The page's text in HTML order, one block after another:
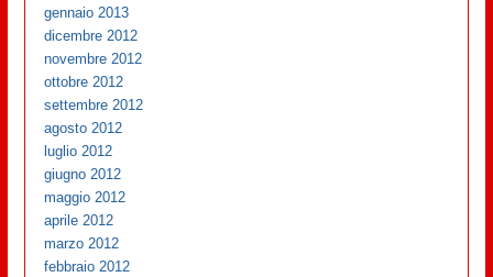
gennaio 2013
dicembre 2012
novembre 2012
ottobre 2012
settembre 2012
agosto 2012
luglio 2012
giugno 2012
maggio 2012
aprile 2012
marzo 2012
febbraio 2012